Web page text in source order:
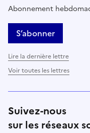
Abonnement
S’abonner
Lire la dernière lettre
Voir toutes les lettres
Suivez-nous
sur les réseaux